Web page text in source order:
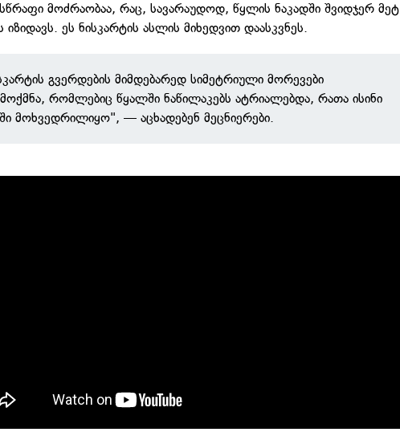
მოძრაობაა, რაც, სავარაუდოდ, წყლის ნაკადში შვიდჯერ მეტ
იზიდავს. ეს ნისკარტის ასლის მიხედვით დაასკვნეს.
გვერდების მიმდებარედ სიმეტრიული მორევები
რომლებიც წყალში ნაწილაკებს ატრიალებდა, რათა ისინი
მოხვედრილიყო", — აცხადებენ მეცნიერები.